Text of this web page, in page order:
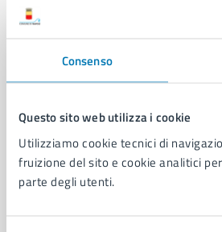
Consenso
Questo sito web utilizza i cookie
Utilizziamo cookie tecnici di
fruizione del sito e cookie analitici
parte degli utenti.
Autorizzazioni
Cultura e tempo libero
Educazione e formazione
Giustizia e sicurezza pubblica
Salute, benessere e assistenza
Servizi Cimiteriali
Vita lavorativa